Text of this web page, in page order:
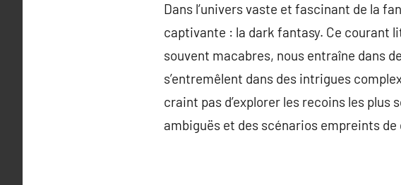
Dans l’univers vaste et fascinant de la
captivante : la dark fantasy. Ce courant
souvent macabres, nous entraîne dans
s’entremêlent dans des intrigues
craint pas d’explorer les recoins les plus
ambiguës et des scénarios empreints de